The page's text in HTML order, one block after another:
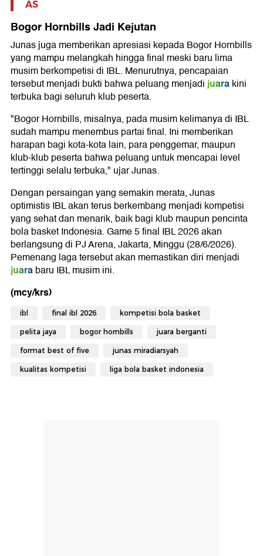
AS
Bogor Hornbills Jadi Kejutan
Junas juga memberikan apresiasi kepada Bogor Hornbills
yang mampu melangkah hingga final meski baru lima
musim berkompetisi di IBL. Menurutnya, pencapaian
tersebut menjadi bukti bahwa peluang menjadijuarakini
terbuka bagi seluruh klub peserta.
"Bogor Hornbills, misalnya, pada musim kelimanya di IBL
sudah mampu menembus partai final. Ini memberikan
harapan bagi kota-kota lain, para penggemar, maupun
klub-klub peserta bahwa peluang untuk mencapai level
tertinggi selalu terbuka," ujar Junas.
Dengan persaingan yang semakin merata, Junas
optimistis IBL akan terus berkembang menjadi kompetisi
yang sehat dan menarik, baik bagi klub maupun pencinta
bola basket Indonesia. Game 5 final IBL 2026 akan
berlangsung di PJ Arena, Jakarta, Minggu (28/6/2026).
Pemenang laga tersebut akan memastikan diri menjadi
juarabaru IBL musim ini.
(mcy/krs)
ibl final ibl 2026 kompetisi bola basket
pelita jaya bogor hornbills juara berganti
format best of five junas miradiarsyah
kualitas kompetisi liga bola basket indonesia